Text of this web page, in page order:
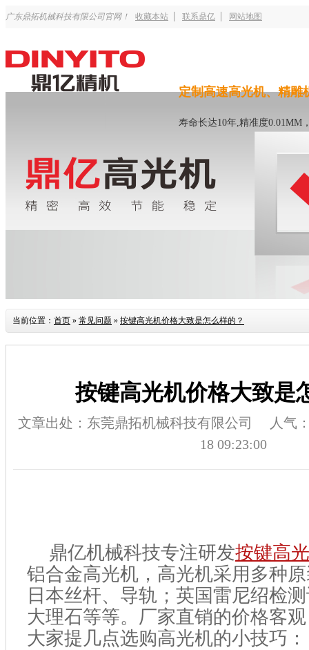
广东鼎拓机械科技有限公司官网！ 收藏本站 联系鼎亿 网站地图
定制高速高光机、精雕
寿命长达10年,精准度0.01MM
当前位置： 首页 » 常见问题 » 按键高光机价格大致是怎么样的？
按键高光机价格大致是
文章出处：东莞鼎拓机械科技有限公司
人气
18 09:23:00
鼎亿机械科技专注研发按键高
铝合金高光机，高光机采用多种
日本丝杆、导轨；英国雷尼绍检
大理石等等。厂家直销的价格客
大家提几点选购高光机的小技巧：